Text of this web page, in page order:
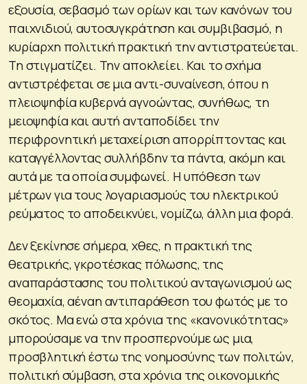
εξουσία, σεβασμό των ορίων και των κανόνων του
παιχνιδιού, αυτοσυγκράτηση και συμβιβασμό, η
κυρίαρχη πολιτική πρακτική την αντιστρατεύεται.
Τη στιγματίζει. Την αποκλείει. Και το σχήμα
αντιστρέφεται σε μια αντι-συναίνεση, όπου η
πλειοψηφία κυβερνά αγνοώντας, συνήθως, τη
μειοψηφία και αυτή ανταποδίδει την
περιφρονητική μεταχείριση απορρίπτοντας και
καταγγέλλοντας συλλήβδην τα πάντα, ακόμη και
αυτά με τα οποία συμφωνεί. Η υπόθεση των
μέτρων για τους λογαριασμούς του ηλεκτρικού
ρεύματος το αποδεικνύει, νομίζω, άλλη μια φορά.
Δεν ξεκίνησε σήμερα, χθες, η πρακτική της
θεατρικής, γκροτέσκας πόλωσης, της
αναπαράστασης του πολιτικού ανταγωνισμού ως
θεομαχία, αέναη αντιπαράθεση του φωτός με το
σκότος. Μα ενώ στα χρόνια της «κανονικότητας»
μπορούσαμε να την προσπερνούμε ως μια,
προσβλητική έστω της νοημοσύνης των πολιτών,
πολιτική σύμβαση, στα χρόνια της οικονομικής